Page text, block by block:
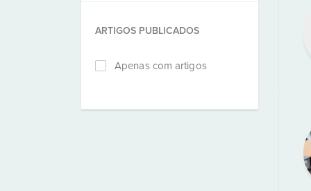
ARTIGOS PUBLICADOS
Apenas com artigos